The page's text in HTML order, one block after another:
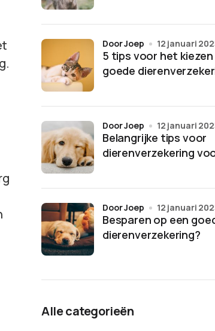
5 tips voor het kiezen
goede
door Joep 12 januari
Belangrijke tips voor
dierenverzekering
door Joep 12 januari
Besparen op een
dierenverzekering?
door Joep 12 januari
Alle categorieën